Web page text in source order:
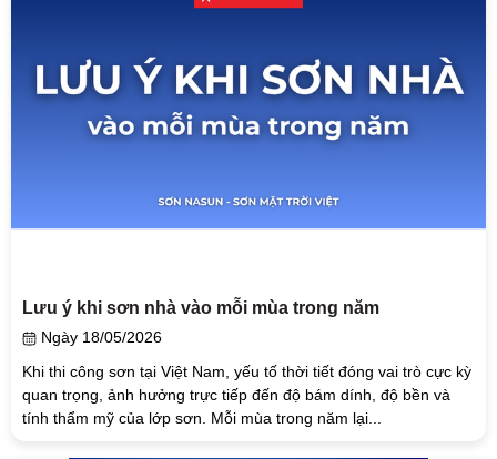
Lưu ý khi sơn nhà vào mỗi mùa trong năm
Ngày 18/05/2026
Khi thi công sơn tại Việt Nam, yếu tố thời tiết đóng vai trò cực kỳ
quan trọng, ảnh hưởng trực tiếp đến độ bám dính, độ bền và
tính thẩm mỹ của lớp sơn. Mỗi mùa trong năm lại...